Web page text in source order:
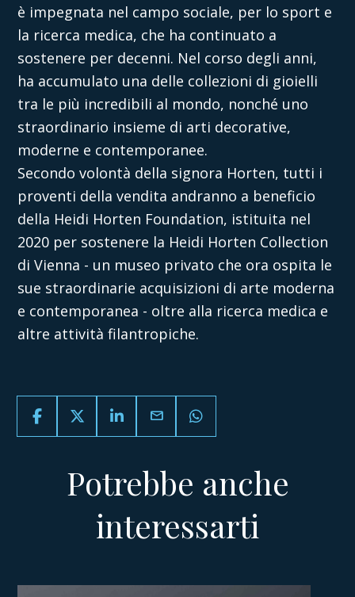
è impegnata nel campo sociale, per lo sport e
la ricerca medica, che ha continuato a
sostenere per decenni. Nel corso degli anni,
ha accumulato una delle collezioni di gioielli
tra le più incredibili al mondo, nonché uno
straordinario insieme di arti decorative,
moderne e contemporanee.
Secondo volontà della signora Horten, tutti i
proventi della vendita andranno a beneficio
della Heidi Horten Foundation, istituita nel
2020 per sostenere la Heidi Horten Collection
di Vienna - un museo privato che ora ospita le
sue straordinarie acquisizioni di arte moderna
e contemporanea - oltre alla ricerca medica e
altre attività filantropiche.
email
Potrebbe anche
interessarti